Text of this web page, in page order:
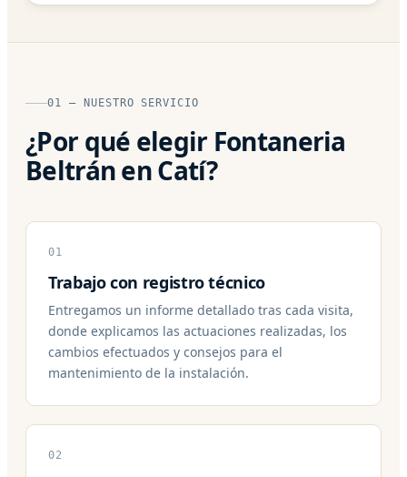
01 — NUESTRO SERVICIO
¿Por qué elegir Fontaneria
Beltrán en Catí?
01
Trabajo con registro técnico
Entregamos un informe detallado tras cada visita,
donde explicamos las actuaciones realizadas, los
cambios efectuados y consejos para el
mantenimiento de la instalación.
02